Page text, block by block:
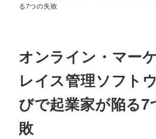
る7つの失敗
オンライン・マー
レイス管理ソフト
びで起業家が陥る7
敗